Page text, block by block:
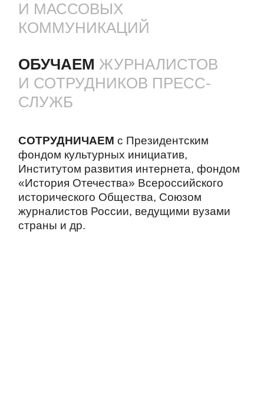
И МАССОВЫХ
КОММУНИКАЦИЙ
ОБУЧАЕМ ЖУРНАЛИСТОВ
И СОТРУДНИКОВ ПРЕСС-
СЛУЖБ
СОТРУДНИЧАЕМ с Президентским
фондом культурных инициатив,
Институтом развития интернета, фондом
«История Отечества» Всероссийского
исторического Общества, Союзом
журналистов России, ведущими вузами
страны и др.